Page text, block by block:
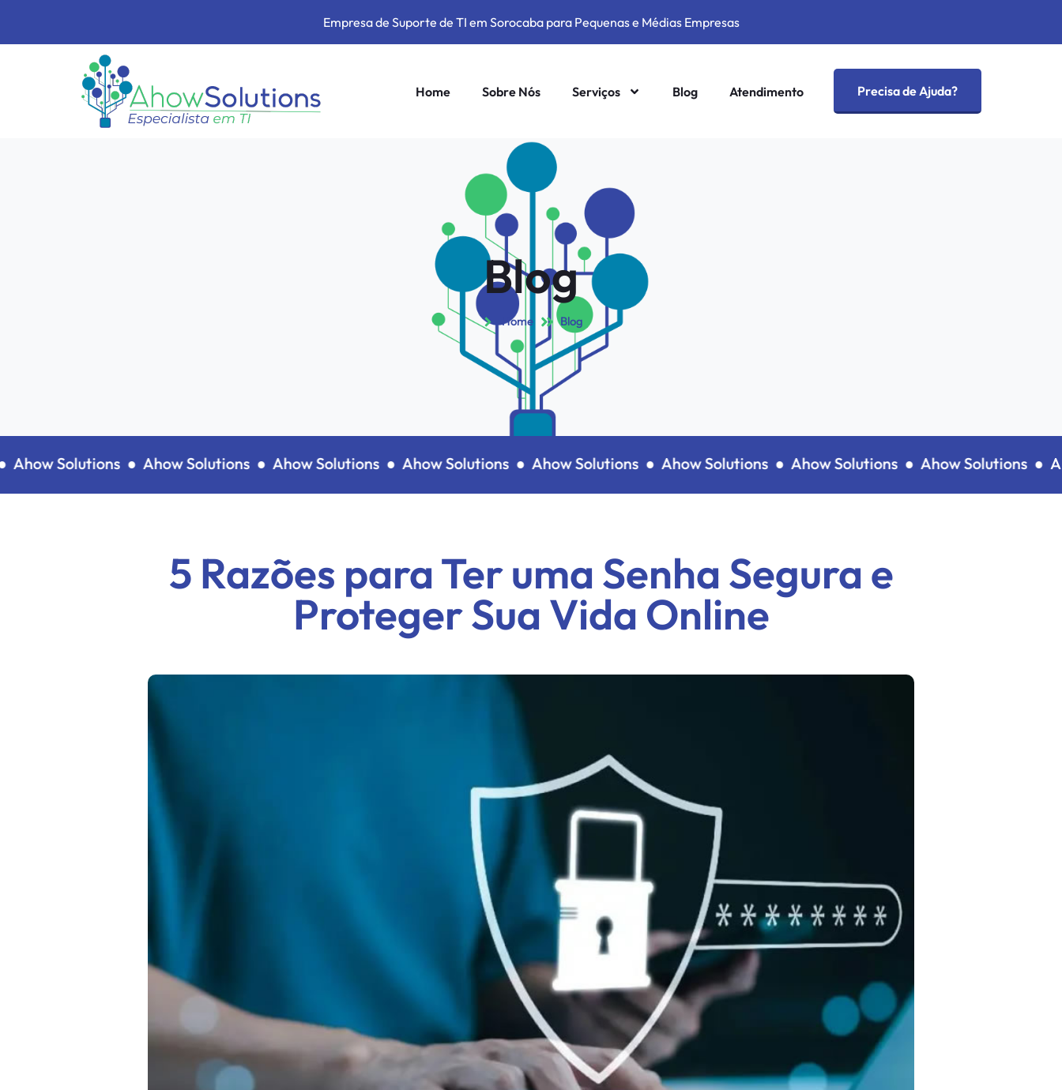
Empresa de Suporte de TI em Sorocaba para Pequenas e Médias Empresas
Home Sobre Nós Serviços Blog Atendimento Precisa de Ajuda?
Blog
Home Blog
Solutions ●Ahow Solutions ●Ahow Solutions ●Ahow Solutions ●Ahow Solutions ●Ahow Solutions ●Ahow Solutions ●Ahow Solutions ●
5 Razões para Ter uma Senha Segura e
Proteger Sua Vida Online